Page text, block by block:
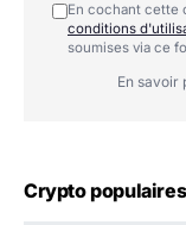
En cochant cette
conditions
soumises via ce
En
Crypto populaires